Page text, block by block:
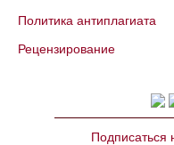
Политика антиплагиата
Рецензирование
Подписаться